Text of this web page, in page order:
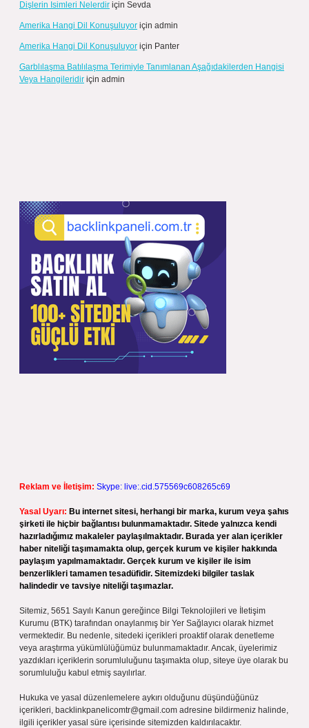
Dişlerin Isimleri Nelerdir için Sevda
Amerika Hangi Dil Konuşuluyor için admin
Amerika Hangi Dil Konuşuluyor için Panter
Garblılaşma Batılılaşma Terimiyle Tanımlanan Aşağıdakilerden Hangisi
Veya Hangileridir için admin
Reklam ve İletişim: Skype: live:.cid.575569c608265c69
Yasal Uyarı: Bu internet sitesi, herhangi bir marka, kurum veya şahıs
şirketi ile hiçbir bağlantısı bulunmamaktadır. Sitede yalnızca kendi
hazırladığımız makaleler paylaşılmaktadır. Burada yer alan içerikler
haber niteliği taşımamakta olup, gerçek kurum ve kişiler hakkında
paylaşım yapılmamaktadır. Gerçek kurum ve kişiler ile isim
benzerlikleri tamamen tesadüfidir. Sitemizdeki bilgiler taslak
halindedir ve tavsiye niteliği taşımazlar.
Sitemiz, 5651 Sayılı Kanun gereğince Bilgi Teknolojileri ve İletişim
Kurumu (BTK) tarafından onaylanmış bir Yer Sağlayıcı olarak hizmet
vermektedir. Bu nedenle, sitedeki içerikleri proaktif olarak denetleme
veya araştırma yükümlülüğümüz bulunmamaktadır. Ancak, üyelerimiz
yazdıkları içeriklerin sorumluluğunu taşımakta olup, siteye üye olarak bu
sorumluluğu kabul etmiş sayılırlar.
Hukuka ve yasal düzenlemelere aykırı olduğunu düşündüğünüz
içerikleri, backlinkpanelicomtr@gmail.com adresine bildirmeniz halinde,
ilgili içerikler yasal süre içerisinde sitemizden kaldırılacaktır.